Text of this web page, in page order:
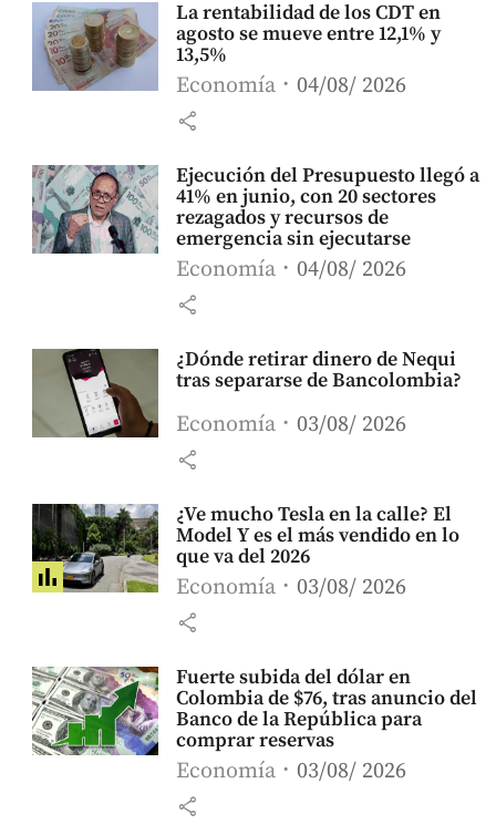
La rentabilidad de los CDT en
agosto se mueve entre 12,1% y
13,5%
Economía 04/08/ 2026
share
Ejecución del Presupuesto llegó a
41% en junio, con 20 sectores
rezagados y recursos de
emergencia sin ejecutarse
Economía 04/08/ 2026
share
¿Dónde retirar dinero de Nequi
tras separarse de Bancolombia?
Economía 03/08/ 2026
share
¿Ve mucho Tesla en la calle? El
Model Y es el más vendido en lo
que va del 2026
Economía 03/08/ 2026
share
Fuerte subida del dólar en
Colombia de $76, tras anuncio del
Banco de la República para
comprar reservas
Economía 03/08/ 2026
share